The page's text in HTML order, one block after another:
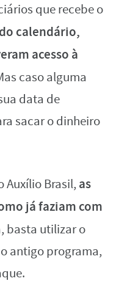
que recebe o
calendário,
acesso à
caso alguma
data de
sacar o dinheiro
Auxílio Brasil, as
já faziam com
basta utilizar o
antigo programa,